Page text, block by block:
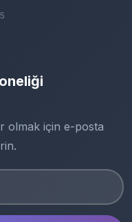
olmak için e-posta